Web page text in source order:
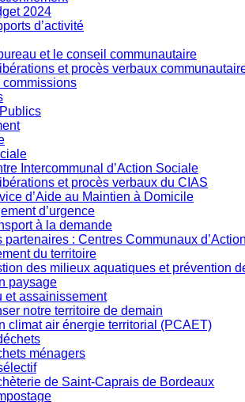
2024
d’activité
et le conseil communautaire
et procès verbaux
commissions
Intercommunal d’Action Sociale
et procès verbaux du CIAS
d’Aide au Maintien à Domicile
d’urgence
à la demande
partenaires : Centres Communaux
du territoire
des milieux aquatiques et prévention
paysage
et assainissement
notre territoire de demain
climat air énergie territorial (PCAET)
ménagers
de Saint-Caprais de Bordeaux